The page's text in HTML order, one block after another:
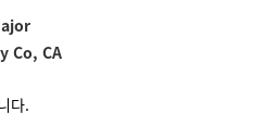
Co, CA
다.